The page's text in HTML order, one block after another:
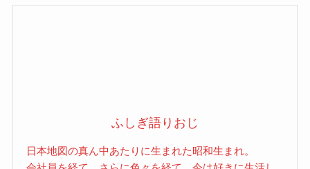
ふしぎ語りおじ
日本地図の真ん中あたりに生まれた昭和生まれ。